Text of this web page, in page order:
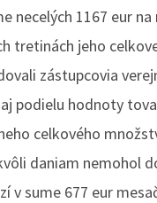
necelých 1167 eur na
tretinách jeho
zástupcovia
podielu hodnoty
celkového
daniam nemohol
v sume 677 eur